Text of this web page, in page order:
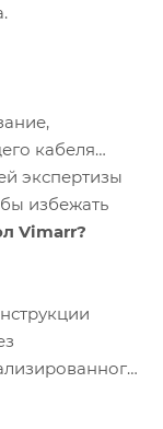
кабеля
экспертизы
избежать
Vimarr?